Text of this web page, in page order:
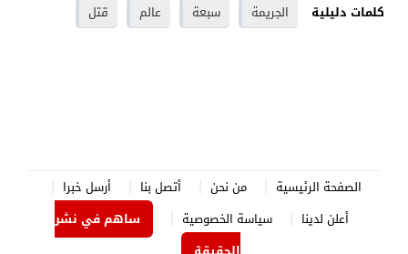
كلمات دليلية
الجريمة سبعة عالم قتل
الصفحة الرئيسية من نحن أتصل بنا
أرسل خبرا
أعلن لدينا
سياسة الخصوصية
ساهم في نشر